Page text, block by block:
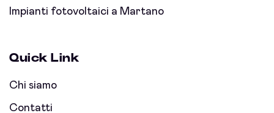
Impianti fotovoltaici a Martano
Quick Link
Chi siamo
Contatti